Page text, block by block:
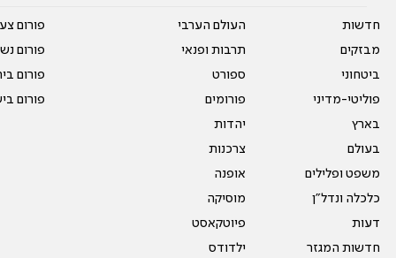
חדשות
מבזקים
ביטחוני
פוליטי-מדיני
בארץ
בעולם
משפט ופלילים
כלכלה ונדל"ן
דעות
חדשות המגזר
העולם הערבי
תרבות ופנאי
ספורט
פורומים
יהדות
צרכנות
אופנה
מוסיקה
פיוטקאסט
ילדודס
פורום
פורום
פורום
פורום